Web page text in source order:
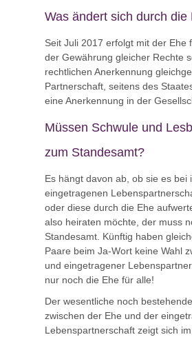
Was ändert sich durch die
Seit Juli 2017 erfolgt mit der Ehe
der Gewährung gleicher Rechte
rechtlichen Anerkennung
Partnerschaft, seitens des
eine Anerkennung in der
Müssen Schwule und
zum Standesamt?
Es hängt davon ab, ob sie es bei
eingetragenen
oder diese durch die Ehe
also heiraten möchte, der muss
Standesamt. Künftig haben
Paare beim Ja-Wort keine Wahl
und eingetragener
nur noch die Ehe für alle!
Der wesentliche noch
zwischen der Ehe und der
Lebenspartnerschaft zeigt sich im